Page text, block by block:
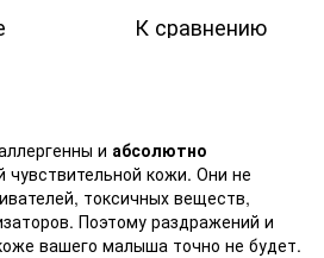
К сравнению
и абсолютно
чувствительной кожи. Они не
токсичных веществ,
Поэтому раздражений и
вашего малыша точно не будет.